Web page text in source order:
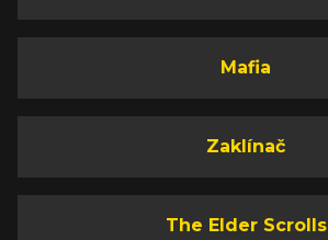
Mafia
Zaklínač
The Elder Scrolls